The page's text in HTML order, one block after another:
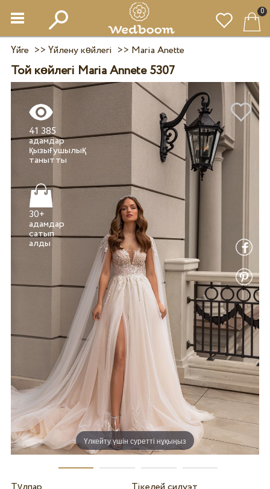
0
Үйге >> Үйлену көйлегі >> Maria Anette
Той көйлегі Maria Annete 5307
Үлкейту үшін суретті нұқыңыз
41 385
адамдар
қызығушылық
30+
адамдар
сатып